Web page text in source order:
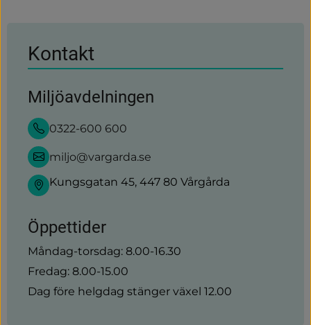
Kontakt
Miljöavdelningen
0322-600 600
miljo@vargarda.se
Kungsgatan 45, 447 80 Vårgårda
Öppettider
Måndag-torsdag: 8.00-16.30
Fredag: 8.00-15.00
Dag före helgdag stänger växel 12.00